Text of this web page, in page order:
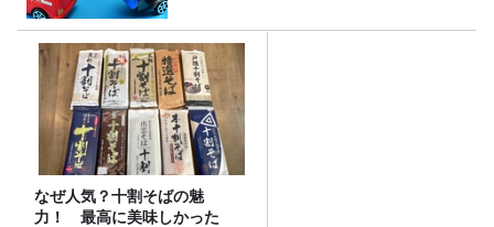
なぜ人気？十割そばの魅
力！ 最高に美味しかった